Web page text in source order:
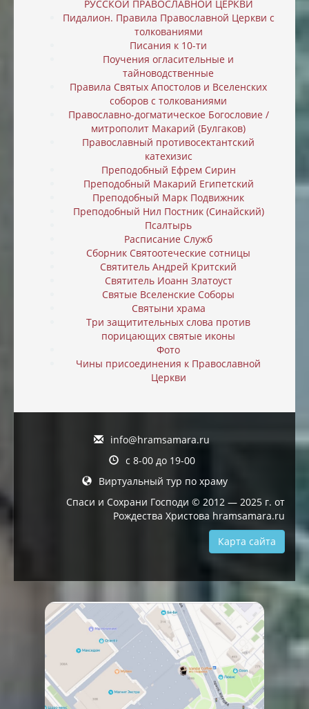
РУССКОЙ ПРАВОСЛАВНОЙ ЦЕРКВИ
Пидалион. Правила Православной Церкви с
толкованиями
Писания к 10-ти
Поучения огласительные и
тайноводственные
Правила Святых Апостолов и Вселенских
соборов с толкованиями
Православно-догматическое Богословие /
митрополит Макарий (Булгаков)
Православный противосектантский
катехизис
Преподобный Ефрем Сирин
Преподобный Макарий Египетский
Преподобный Марк Подвижник
Преподобный Нил Постник (Синайский)
Псалтырь
Расписание Служб
Сборник Святоотеческие сотницы
Святитель Андрей Критский
Святитель Иоанн Златоуст
Святые Вселенские Соборы
Святыни храма
Три защитительных слова против
порицающих святые иконы
Фото
Чины присоединения к Православной
Церкви
info@hramsamara.ru
с 8-00 до 19-00
Виртуальный тур по храму
Спаси и Сохрани Господи © 2012 — 2025 г. от
Рождества Христова hramsamara.ru
Карта сайта